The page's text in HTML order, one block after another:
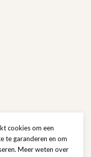
cookies om een
te garanderen en om
Meer weten over